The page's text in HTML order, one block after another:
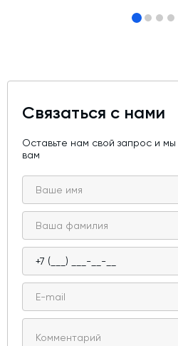
Связаться с нами
Оставьте нам свой запрос и
вам